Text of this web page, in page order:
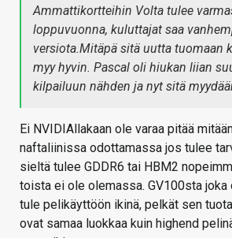
Ammattikortteihin Volta tulee
loppuvuonna, kuluttajat saa
versiota.Mitäpä sitä uutta tuomaan
myy hyvin. Pascal oli hiukan liian
kilpailuun nähden ja nyt sitä
Ei NVIDIAllakaan ole varaa pitää
naftaliinissa odottamassa jos tulee
sieltä tulee GDDR6 tai HBM2
toista ei ole olemassa. GV100sta
tule pelikäyttöön ikinä, pelkät sen
ovat samaa luokkaa kuin highend